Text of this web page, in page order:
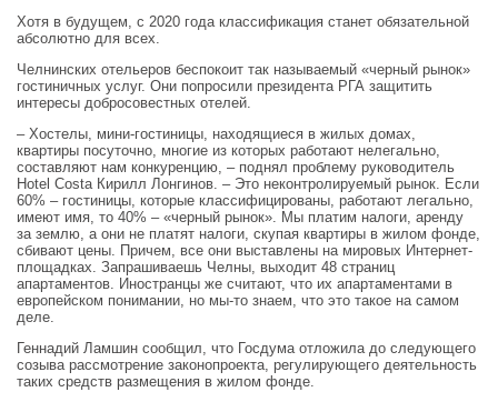
Хотя в будущем, с 2020 года классификация станет обязательной
абсолютно для всех.
Челнинских отельеров беспокоит так называемый «черный рынок»
гостиничных услуг. Они попросили президента РГА защитить
интересы добросовестных отелей.
– Хостелы, мини-гостиницы, находящиеся в жилых домах,
квартиры посуточно, многие из которых работают нелегально,
составляют нам конкуренцию, – поднял проблему руководитель
Hotel Costa Кирилл Лонгинов. – Это неконтролируемый рынок. Если
60% – гостиницы, которые классифицированы, работают легально,
имеют имя, то 40% – «черный рынок». Мы платим налоги, аренду
за землю, а они не платят налоги, скупая квартиры в жилом фонде,
сбивают цены. Причем, все они выставлены на мировых Интернет-
площадках. Запрашиваешь Челны, выходит 48 страниц
апартаментов. Иностранцы же считают, что их апартаментами в
европейском понимании, но мы-то знаем, что это такое на самом
деле.
Геннадий Ламшин сообщил, что Госдума отложила до следующего
созыва рассмотрение законопроекта, регулирующего деятельность
таких средств размещения в жилом фонде.